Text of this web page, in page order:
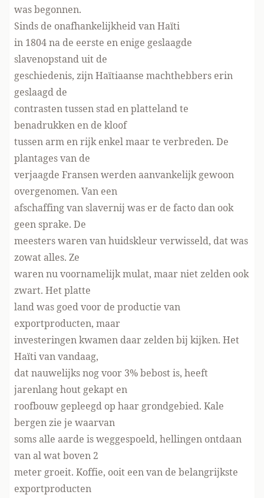
was begonnen.
Sinds de onafhankelijkheid van Haïti
in 1804 na de eerste en enige geslaagde
slavenopstand uit de
geschiedenis, zijn Haïtiaanse machthebbers erin
geslaagd de
contrasten tussen stad en platteland te
benadrukken en de kloof
tussen arm en rijk enkel maar te verbreden. De
plantages van de
verjaagde Fransen werden aanvankelijk gewoon
overgenomen. Van een
afschaffing van slavernij was er de facto dan ook
geen sprake. De
meesters waren van huidskleur verwisseld, dat was
zowat alles. Ze
waren nu voornamelijk mulat, maar niet zelden ook
zwart. Het platte
land was goed voor de productie van
exportproducten, maar
investeringen kwamen daar zelden bij kijken. Het
Haïti van vandaag,
dat nauwelijks nog voor 3% bebost is, heeft
jarenlang hout gekapt en
roofbouw gepleegd op haar grondgebied. Kale
bergen zie je waarvan
soms alle aarde is weggespoeld, hellingen ontdaan
van al wat boven 2
meter groeit. Koffie, ooit een van de belangrijkste
exportproducten